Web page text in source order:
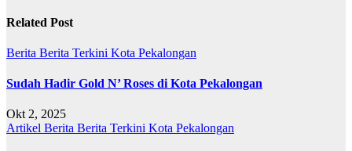
Related Post
Berita Berita Terkini Kota Pekalongan
Sudah Hadir Gold N’ Roses di Kota Pekalongan
Okt 2, 2025
Artikel Berita Berita Terkini Kota Pekalongan